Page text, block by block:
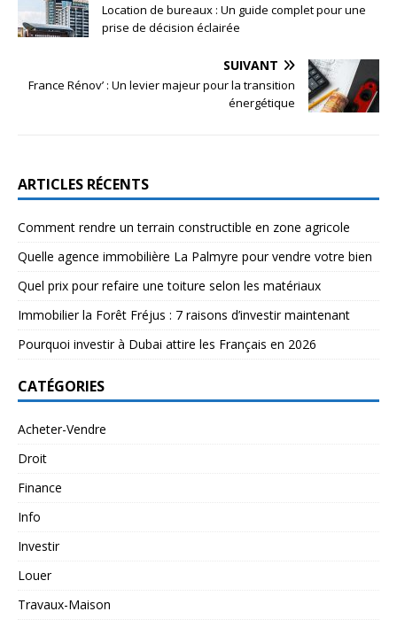
Location de bureaux : Un guide complet pour une
prise de décision éclairée
SUIVANT
France Rénov’ : Un levier majeur pour la transition
énergétique
ARTICLES RÉCENTS
Comment rendre un terrain constructible en zone agricole
Quelle agence immobilière La Palmyre pour vendre votre bien
Quel prix pour refaire une toiture selon les matériaux
Immobilier la Forêt Fréjus : 7 raisons d’investir maintenant
Pourquoi investir à Dubai attire les Français en 2026
CATÉGORIES
Acheter-Vendre
Droit
Finance
Info
Investir
Louer
Travaux-Maison